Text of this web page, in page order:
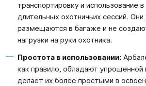
транспортировку и использование
длительных охотничьих сессий. Они
размещаются в багаже и не
нагрузки на руки охотника.
Простота в использовании:
как правило, обладают упрощенной
делает их более простыми в